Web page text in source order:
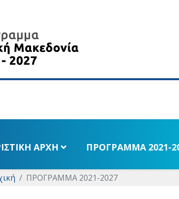
ΑΡΧΗ ΠΡΟΓΡΑΜΜΑ 2021-
ΠΡΟΓΡΑΜΜΑ 2021-2027